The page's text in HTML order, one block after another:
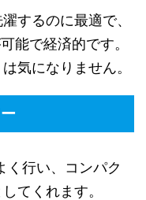
するのに最適で、
能で経済的です。
気になりません。
く行い、コンパク
てくれます。